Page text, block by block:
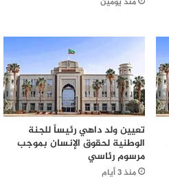
تعيين ولد داهي رئيساً للجنة
الوطنية لحقوق الإنسان بموجب
مرسوم رئاسي
منذ 3 أيام